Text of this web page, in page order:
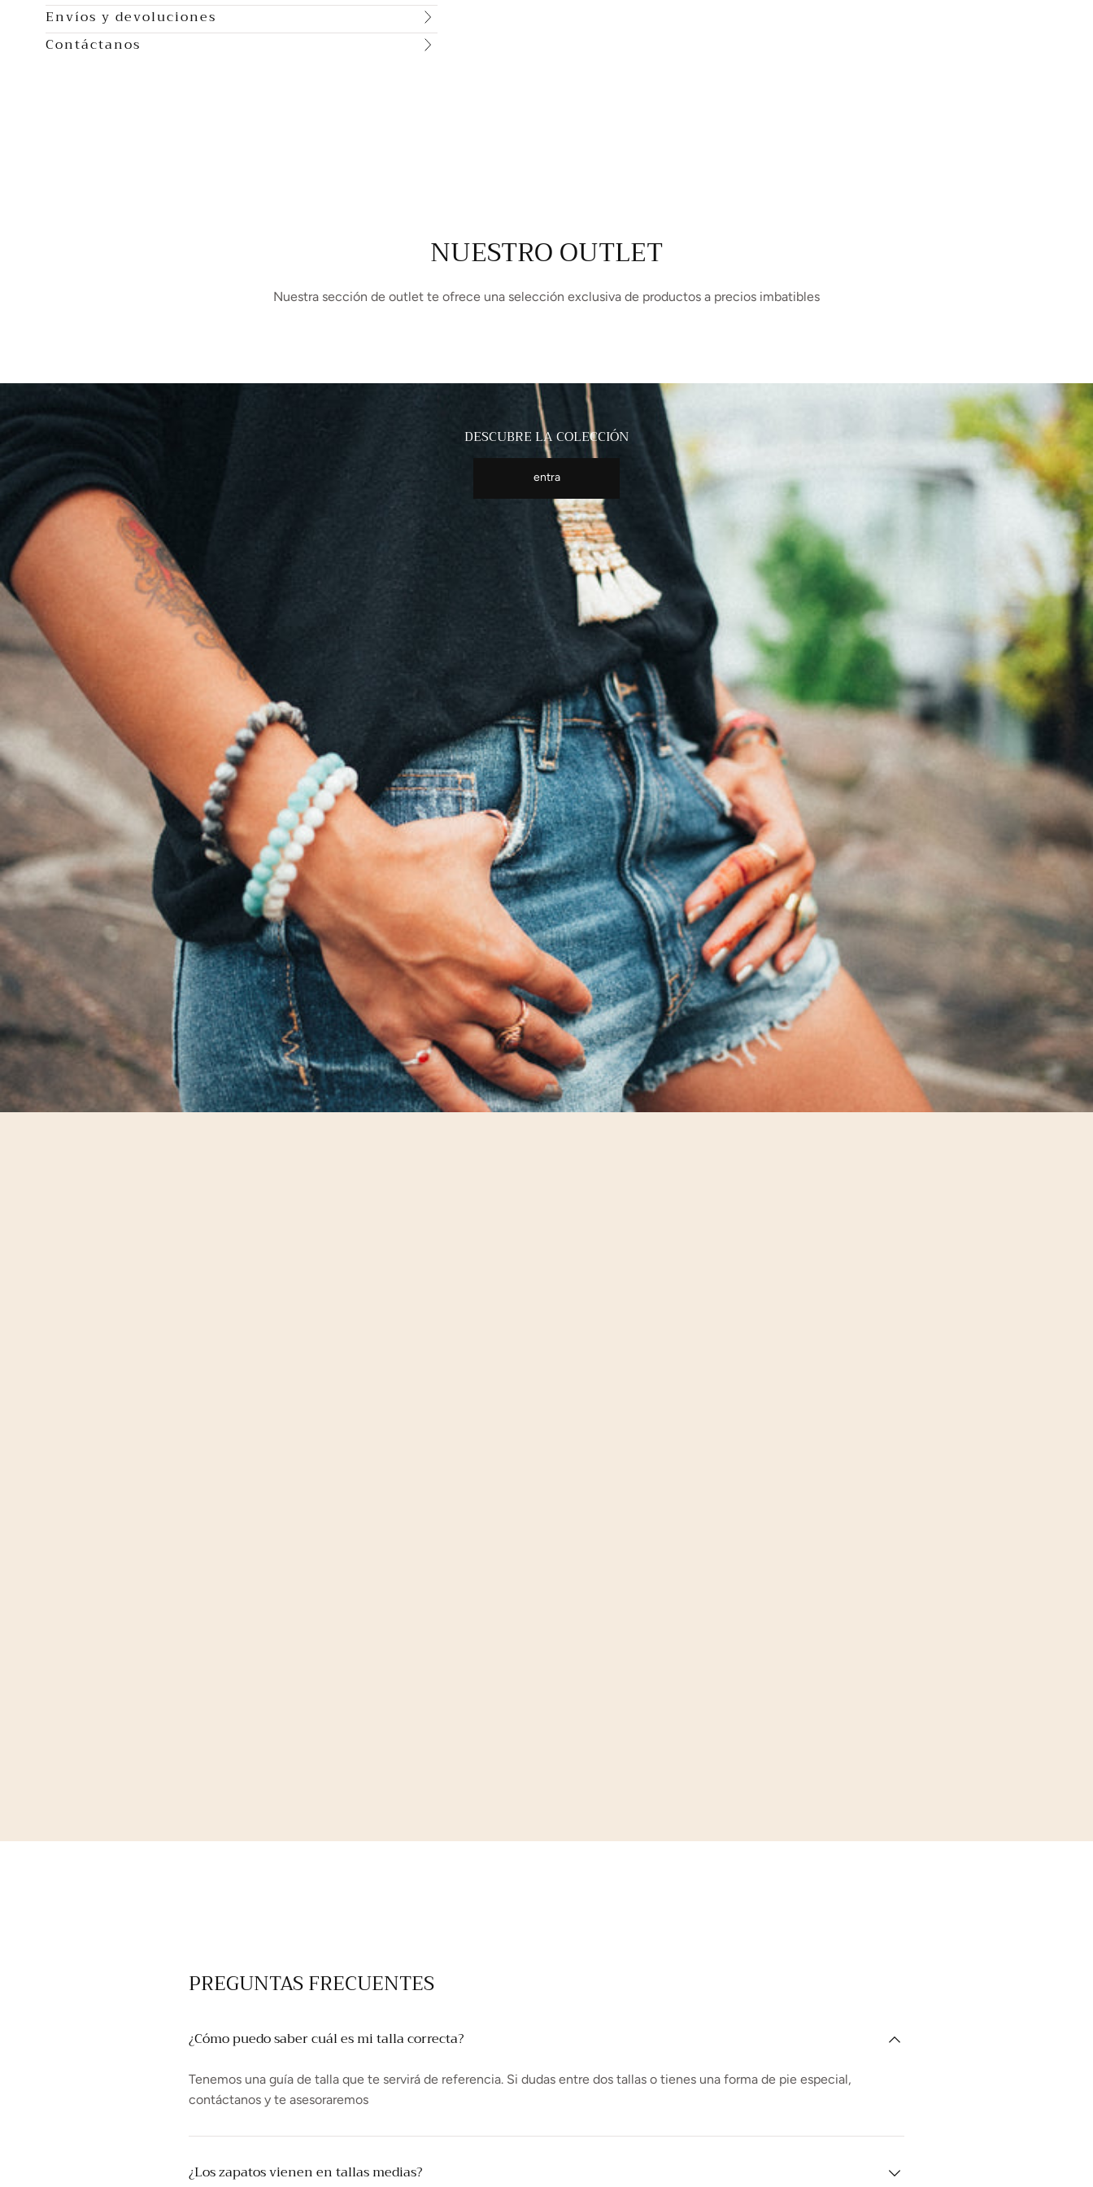
Envíos y devoluciones
Contáctanos
NUESTRO OUTLET
Nuestra sección de outlet te ofrece una selección exclusiva de productos a precios imbatibles
DESCUBRE LA COLECCIÓN
entra
PREGUNTAS FRECUENTES
¿Cómo puedo saber cuál es mi talla correcta?
Tenemos una guía de talla que te servirá de referencia. Si dudas entre dos tallas o tienes una forma de pie especial,
contáctanos y te asesoraremos
¿Los zapatos vienen en tallas medias?